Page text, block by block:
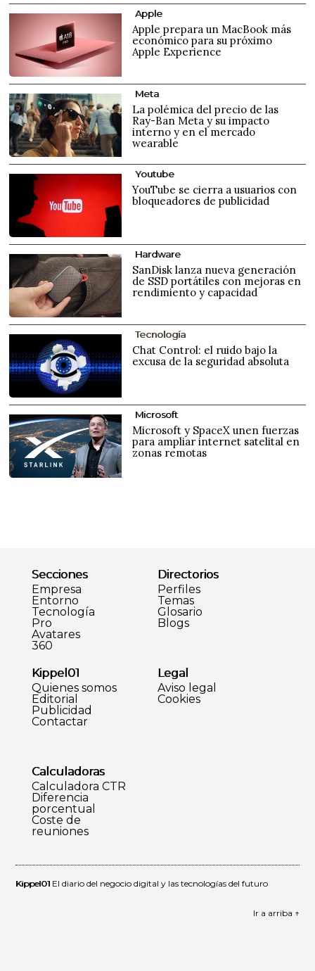
Apple
Apple prepara un MacBook más
económico para su próximo
Apple Experience
Meta
La polémica del precio de las
Ray-Ban Meta y su impacto
interno y en el mercado
wearable
Youtube
YouTube se cierra a usuarios con
bloqueadores de publicidad
Hardware
SanDisk lanza nueva generación
de SSD portátiles con mejoras en
rendimiento y capacidad
Tecnología
Chat Control: el ruido bajo la
excusa de la seguridad absoluta
Microsoft
Microsoft y SpaceX unen fuerzas
para ampliar internet satelital en
zonas remotas
Secciones
Empresa
Entorno
Tecnología
Pro
Avatares
360
Directorios
Perfiles
Temas
Glosario
Blogs
Kippel01
Quienes somos
Editorial
Publicidad
Contactar
Legal
Aviso legal
Cookies
Calculadoras
Calculadora CTR
Diferencia
porcentual
Coste de
reuniones
Kippel01 El diario del negocio digital y las tecnologías del futuro
Ir a arriba ↑